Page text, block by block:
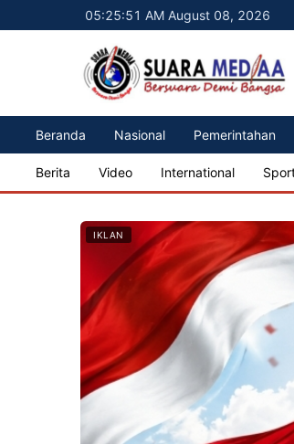
05:25:53 AM August 08, 2026
Beranda Nasional Pemerintahan
Berita Video International
IKLAN